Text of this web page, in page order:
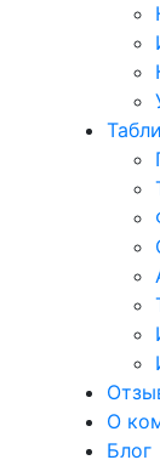
О
Блог